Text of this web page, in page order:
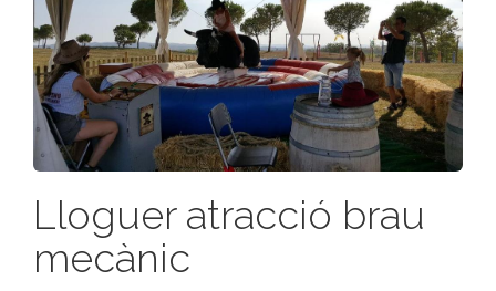
Lloguer atracció brau
mecànic